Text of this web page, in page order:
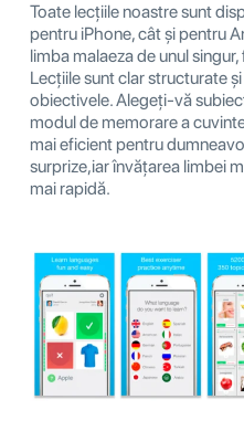
Toate lecțiile noastre sunt
pentru iPhone, cât și pentru
limba malaeza de unul
Lecțiile sunt clar structurate
obiectivele. Alegeți-vă
modul de memorare a
mai eficient pentru
surprize,iar învățarea limbei
mai rapidă.